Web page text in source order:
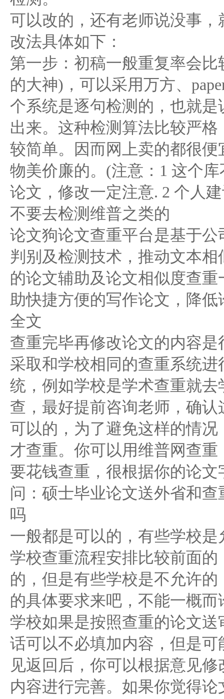
可以改的，还有老师说没事
改法具体如下：
第一步：初稿一般重复率会
的大神)，可以采用万方、
个系统是逐句检测的，也就
出来。这种检测算法比较严
较简单。因而网上卖的都很
物美价廉的。(注意：1 这个
论文，修改一定注意. 2 个人
不要去检测维普之类的
论文狗论文查重平台是基于
判别及检测技术，推动文本
的论文辅助及论文相似度查
助快捷方便的写作论文，降
全文
查重完毕再修改论文的内容
采取和学校相同的查重系统
统，例如学校是学术查重就
查，最好提前咨询老师，确认
可以的，为了避免这样的情
才查重。你可以用维普网查
要花钱查重，很根据你的论
问：硕士毕业论文送外省和
吗
一般都是可以的，有些学校
学校查重流程安排比较前面
的，但是有些学校是不允许
的具体要求来吧，不能一概而
学校如果是按照查重的论文
话可以不必填加内容，但是
见返回后，你可以根据意见
内容进行完善。如果你觉得